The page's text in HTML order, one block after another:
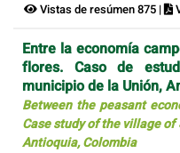
Vistas de resúmen 875 |
Entre la economía
flores. Caso de
municipio de la Unión,
Between the peasant
Case study of the village
Antioquia, Colombia